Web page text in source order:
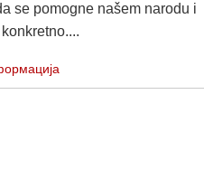
se pomogne našem narodu i